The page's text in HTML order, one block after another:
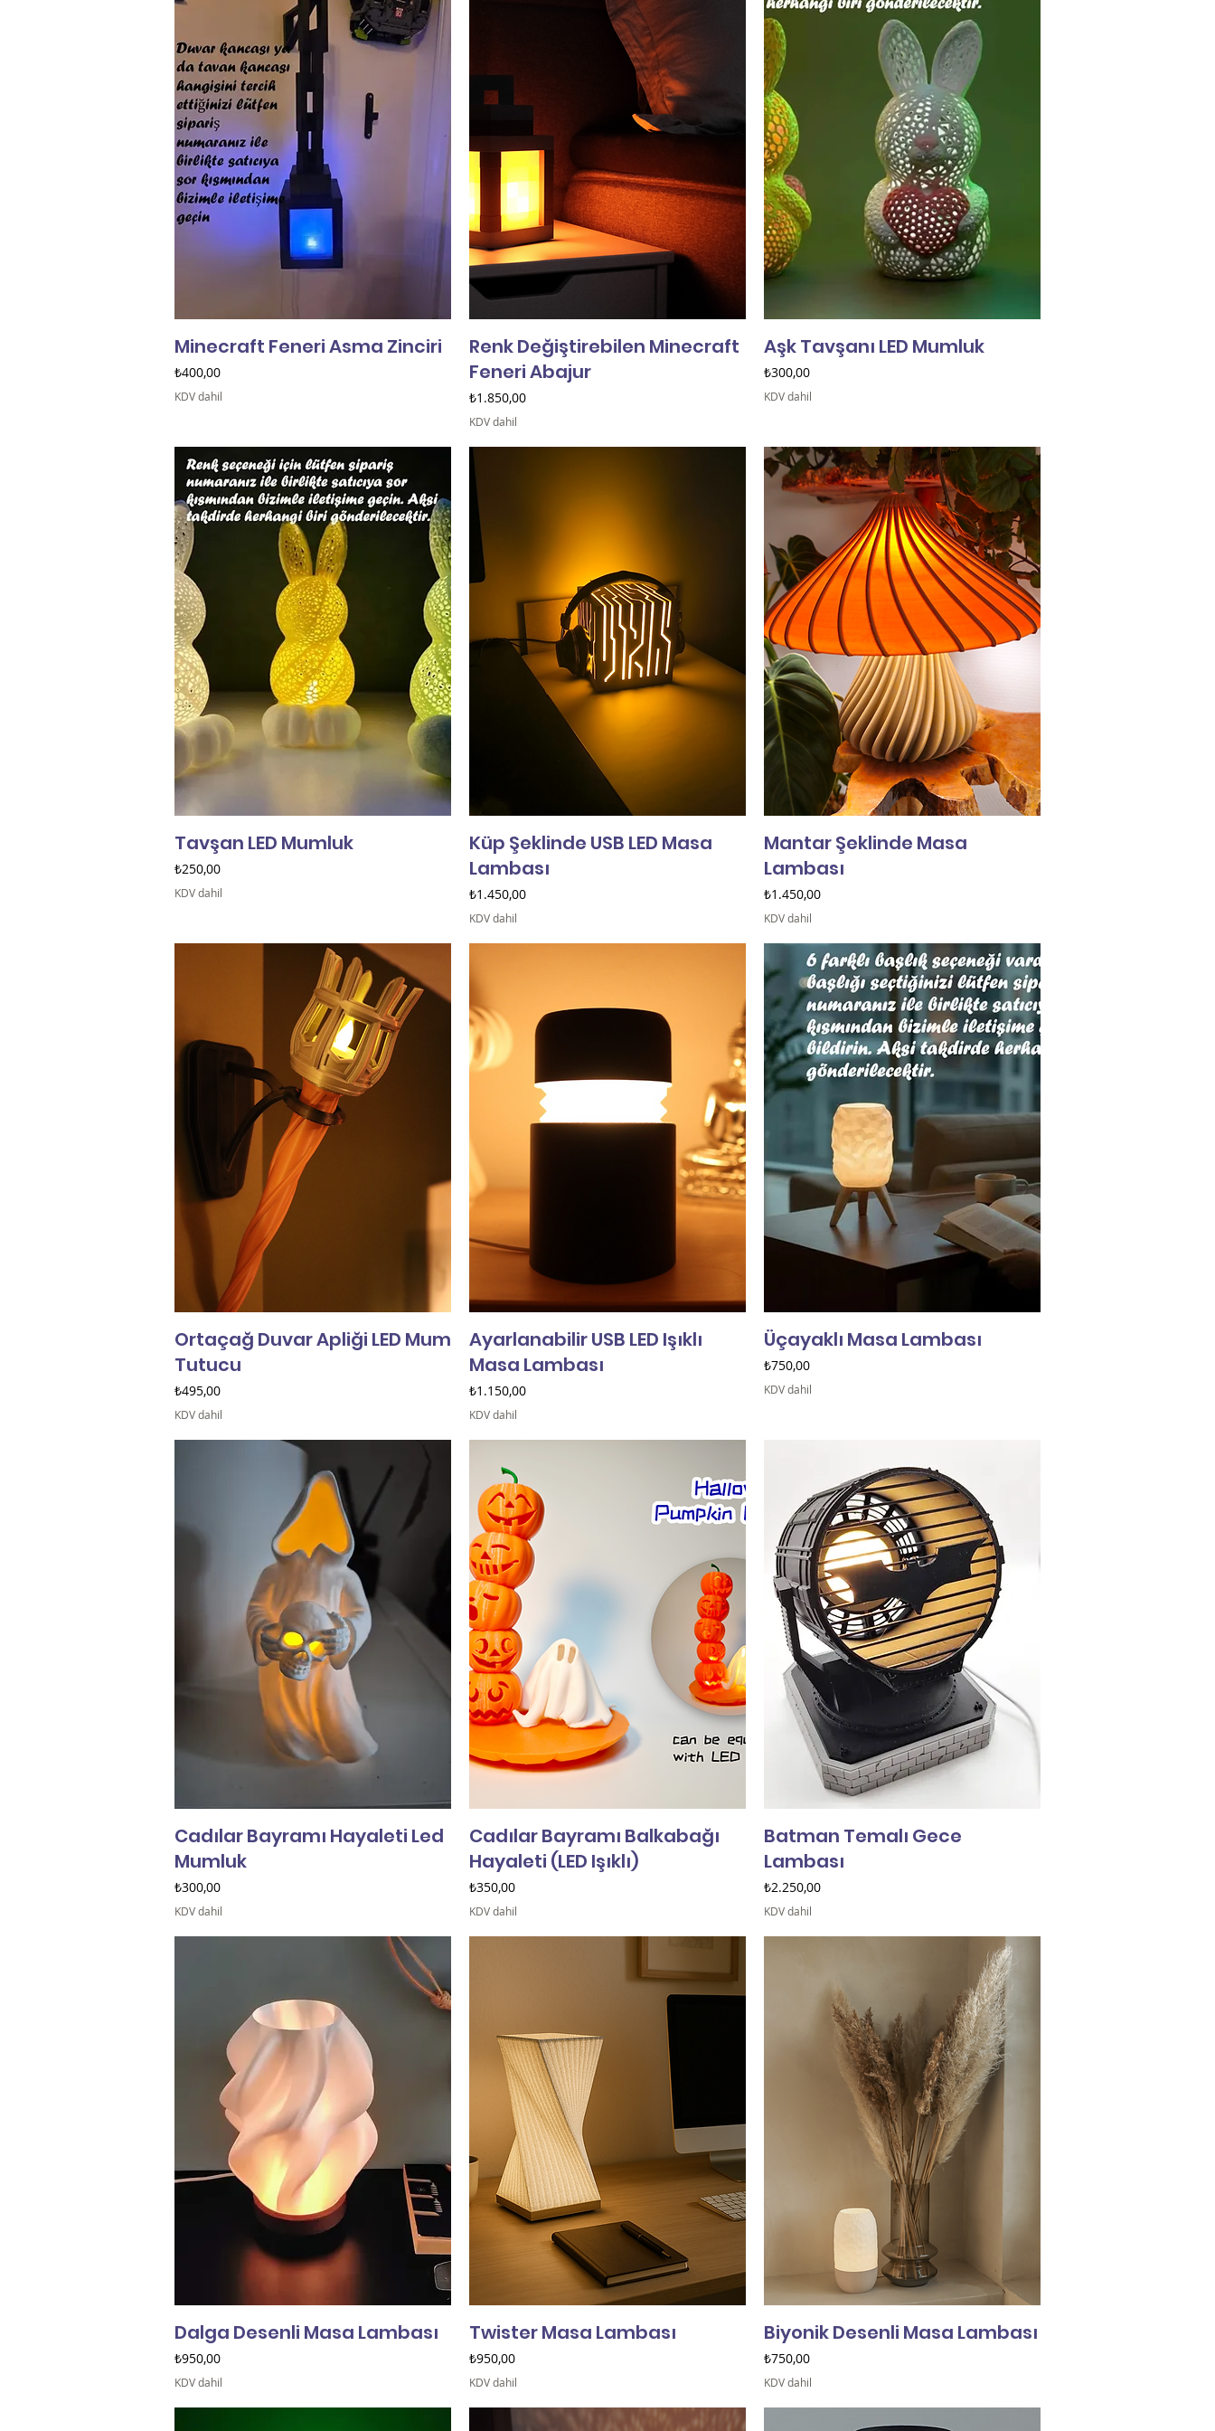
Minecraft Feneri Asma Zinciri
Fiyat
₺400,00
KDV dahil
Renk Değiştirebilen Minecraft
Feneri Abajur
Fiyat
₺1.850,00
KDV dahil
Aşk Tavşanı LED Mumluk
Fiyat
₺300,00
KDV dahil
Tavşan LED Mumluk
Fiyat
₺250,00
KDV dahil
Küp Şeklinde USB LED Masa
Lambası
Fiyat
₺1.450,00
KDV dahil
Mantar Şeklinde Masa
Lambası
Fiyat
₺1.450,00
KDV dahil
Ortaçağ Duvar Apliği LED Mum
Tutucu
Fiyat
₺495,00
KDV dahil
Ayarlanabilir USB LED Işıklı
Masa Lambası
Fiyat
₺1.150,00
KDV dahil
Üçayaklı Masa Lambası
Fiyat
₺750,00
KDV dahil
Cadılar Bayramı Hayaleti Led
Mumluk
Fiyat
₺300,00
KDV dahil
Cadılar Bayramı Balkabağı
Hayaleti (LED Işıklı)
Fiyat
₺350,00
KDV dahil
Batman Temalı Gece
Lambası
Fiyat
₺2.250,00
KDV dahil
Dalga Desenli Masa Lambası
Fiyat
₺950,00
KDV dahil
Twister Masa Lambası
Fiyat
₺950,00
KDV dahil
Biyonik Desenli Masa Lambası
Fiyat
₺750,00
KDV dahil